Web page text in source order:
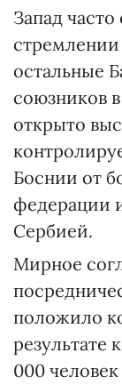
Запад
стремлении
остальные
союзников
открыто
Боснии от
федерации
Сербией.
Мирное
положило
результате
000